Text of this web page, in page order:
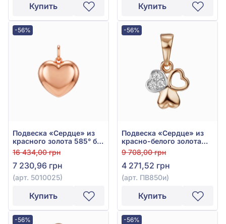
Купить Купить
-56%
Подвеска «Сердце» из
красного золота 585° без
вставки, арт. 5010025
16 434,00 грн
7 230,96 грн
(арт. 5010025)
Купить
-56%
Подвеска «Сердце» из
красно-белого золота
585° с фианитом, арт.
ПВ850и
9 708,00 грн
4 271,52 грн
(арт. ПВ850и)
Купить
-56% -56%